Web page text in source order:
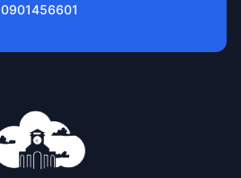
0901456601